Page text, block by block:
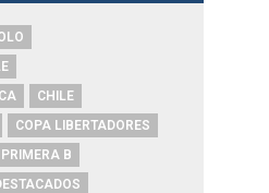
CHILE
COPA LIBERTADORES
PRIMERA B